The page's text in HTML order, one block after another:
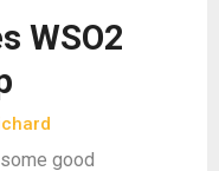
WSO2
good